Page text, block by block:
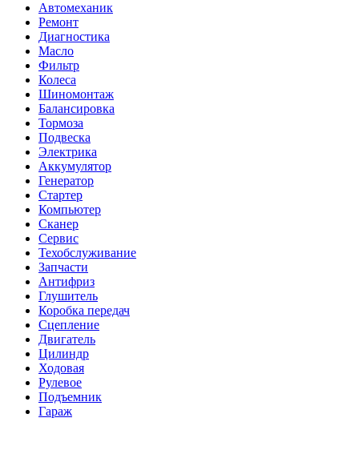
Автомеханик
Ремонт
Диагностика
Масло
Фильтр
Колеса
Шиномонтаж
Балансировка
Тормоза
Подвеска
Электрика
Аккумулятор
Генератор
Стартер
Компьютер
Сканер
Сервис
Техобслуживание
Запчасти
Антифриз
Глушитель
Коробка передач
Сцепление
Двигатель
Цилиндр
Ходовая
Рулевое
Подъемник
Гараж